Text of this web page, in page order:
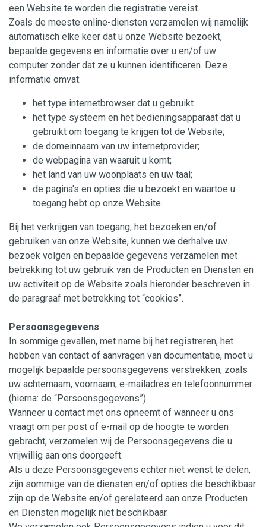
een Website te worden die registratie vereist.
Zoals de meeste online-diensten verzamelen wij namelijk
automatisch elke keer dat u onze Website bezoekt,
bepaalde gegevens en informatie over u en/of uw
computer zonder dat ze u kunnen identificeren. Deze
informatie omvat:
het type internetbrowser dat u gebruikt
het type systeem en het bedieningsapparaat dat u
gebruikt om toegang te krijgen tot de Website;
de domeinnaam van uw internetprovider;
de webpagina van waaruit u komt;
het land van uw woonplaats en uw taal;
de pagina's en opties die u bezoekt en waartoe u
toegang hebt op onze Website.
Bij het verkrijgen van toegang, het bezoeken en/of
gebruiken van onze Website, kunnen we derhalve uw
bezoek volgen en bepaalde gegevens verzamelen met
betrekking tot uw gebruik van de Producten en Diensten en
uw activiteit op de Website zoals hieronder beschreven in
de paragraaf met betrekking tot “cookies”.
Persoonsgegevens
In sommige gevallen, met name bij het registreren, het
hebben van contact of aanvragen van documentatie, moet u
mogelijk bepaalde persoonsgegevens verstrekken, zoals
uw achternaam, voornaam, e-mailadres en telefoonnummer
(hierna: de “Persoonsgegevens”).
Wanneer u contact met ons opneemt of wanneer u ons
vraagt om per post of e-mail op de hoogte te worden
gebracht, verzamelen wij de Persoonsgegevens die u
vrijwillig aan ons doorgeeft.
Als u deze Persoonsgegevens echter niet wenst te delen,
zijn sommige van de diensten en/of opties die beschikbaar
zijn op de Website en/of gerelateerd aan onze Producten
en Diensten mogelijk niet beschikbaar.